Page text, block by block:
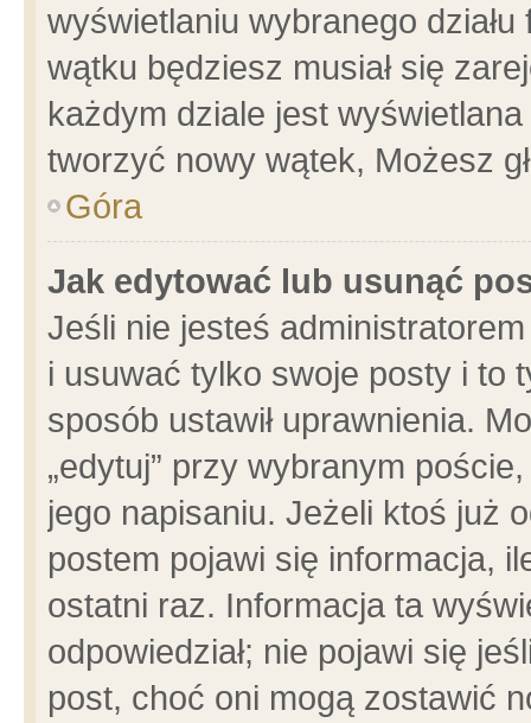
wyświetlaniu wybranego
wątku będziesz musiał się
każdym dziale jest
tworzyć nowy wątek, Możesz
Góra
Jak edytować lub usunąć
Jeśli nie jesteś
i usuwać tylko swoje posty i to
sposób ustawił uprawnienia.
„edytuj” przy wybranym
jego napisaniu. Jeżeli ktoś już
postem pojawi się informacja,
ostatni raz. Informacja ta
odpowiedział; nie pojawi się
post, choć oni mogą zostawić